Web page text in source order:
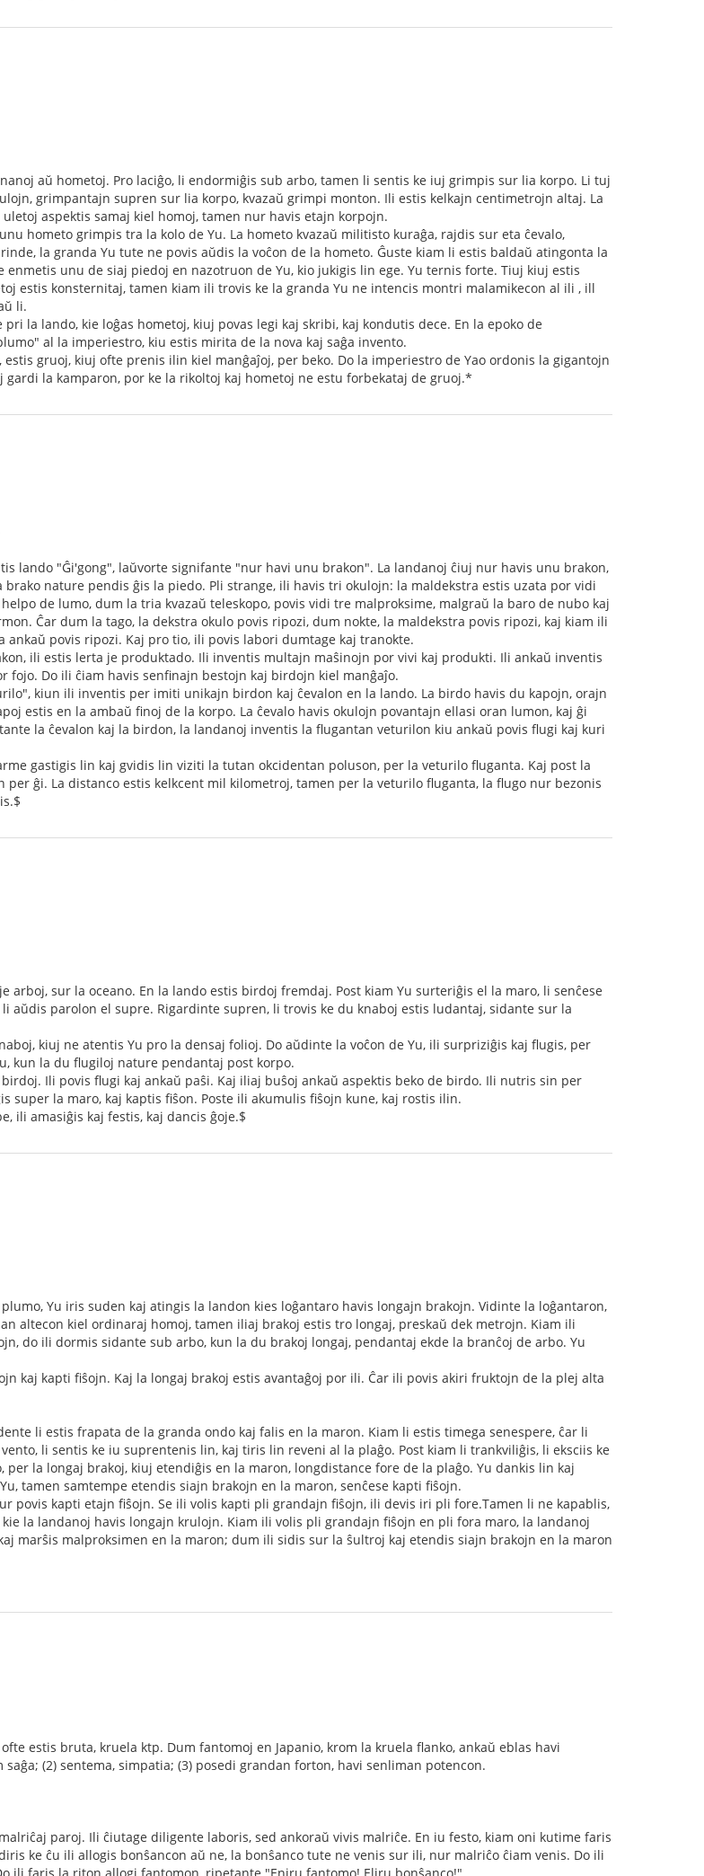
aŭ hometoj. Pro laciĝo, li endormiĝis sub arbo, tamen li sentis ke iuj grimpis sur lia korpo. Li tuj
grimpantajn supren sur lia korpo, kvazaŭ grimpi monton. Ili estis kelkajn centimetrojn altaj. La
aspektis samaj kiel homoj, tamen nur havis etajn korpojn.
hometo grimpis tra la kolo de Yu. La hometo kvazaŭ militisto kuraĝa, rajdis sur eta ĉevalo,
la granda Yu tute ne povis aŭdis la voĉon de la hometo. Ĝuste kiam li estis baldaŭ atingonta la
enmetis unu de siaj piedoj en nazotruon de Yu, kio jukigis lin ege. Yu ternis forte. Tiuj kiuj estis
estis konsternitaj, tamen kiam ili trovis ke la granda Yu ne intencis montri malamikecon al ili , ill
li.
la lando, kie loĝas hometoj, kiuj povas legi kaj skribi, kaj kondutis dece. En la epoko de
al la imperiestro, kiu estis mirita de la nova kaj saĝa invento.
gruoj, kiuj ofte prenis ilin kiel manĝaĵoj, per beko. Do la imperiestro de Yao ordonis la gigantojn
la kamparon, por ke la rikoltoj kaj hometoj ne estu forbekataj de gruoj.*
lando "Ĝi'gong", laŭvorte signifante "nur havi unu brakon". La landanoj ĉiuj nur havis unu brakon,
brako nature pendis ĝis la piedo. Pli strange, ili havis tri okulojn: la maldekstra estis uzata por vidi
de lumo, dum la tria kvazaŭ teleskopo, povis vidi tre malproksime, malgraŭ la baro de nubo kaj
Ĉar dum la tago, la dekstra okulo povis ripozi, dum nokte, la maldekstra povis ripozi, kaj kiam ili
ankaŭ povis ripozi. Kaj pro tio, ili povis labori dumtage kaj tranokte.
ili estis lerta je produktado. Ili inventis multajn maŝinojn por vivi kaj produkti. Ili ankaŭ inventis
fojo. Do ili ĉiam havis senfinajn bestojn kaj birdojn kiel manĝaĵo.
kiun ili inventis per imiti unikajn birdon kaj ĉevalon en la lando. La birdo havis du kapojn, orajn
estis en la ambaŭ finoj de la korpo. La ĉevalo havis okulojn povantajn ellasi oran lumon, kaj ĝi
la ĉevalon kaj la birdon, la landanoj inventis la flugantan veturilon kiu ankaŭ povis flugi kaj kuri
gastigis lin kaj gvidis lin viziti la tutan okcidentan poluson, per la veturilo fluganta. Kaj post la
per ĝi. La distanco estis kelkcent mil kilometroj, tamen per la veturilo fluganta, la flugo nur bezonis
arboj, sur la oceano. En la lando estis birdoj fremdaj. Post kiam Yu surteriĝis el la maro, li senĉese
aŭdis parolon el supre. Rigardinte supren, li trovis ke du knaboj estis ludantaj, sidante sur la
kiuj ne atentis Yu pro la densaj folioj. Do aŭdinte la voĉon de Yu, ili surpriziĝis kaj flugis, per
kun la du flugiloj nature pendantaj post korpo.
Ili povis flugi kaj ankaŭ paŝi. Kaj iliaj buŝoj ankaŭ aspektis beko de birdo. Ili nutris sin per
super la maro, kaj kaptis fiŝon. Poste ili akumulis fiŝojn kune, kaj rostis ilin.
ili amasiĝis kaj festis, kaj dancis ĝoje.$
Yu iris suden kaj atingis la landon kies loĝantaro havis longajn brakojn. Vidinte la loĝantaron,
altecon kiel ordinaraj homoj, tamen iliaj brakoj estis tro longaj, preskaŭ dek metrojn. Kiam ili
do ili dormis sidante sub arbo, kun la du brakoj longaj, pendantaj ekde la branĉoj de arbo. Yu
kaj kapti fiŝojn. Kaj la longaj brakoj estis avantaĝoj por ili. Ĉar ili povis akiri fruktojn de la plej alta
li estis frapata de la granda ondo kaj falis en la maron. Kiam li estis timega senespere, ĉar li
li sentis ke iu suprentenis lin, kaj tiris lin reveni al la plaĝo. Post kiam li trankviliĝis, li eksciis ke
per la longaj brakoj, kiuj etendiĝis en la maron, longdistance fore de la plaĝo. Yu dankis lin kaj
tamen samtempe etendis siajn brakojn en la maron, senĉese kapti fiŝojn.
povis kapti etajn fiŝojn. Se ili volis kapti pli grandajn fiŝojn, ili devis iri pli fore.Tamen li ne kapablis,
la landanoj havis longajn krulojn. Kiam ili volis pli grandajn fiŝojn en pli fora maro, la landanoj
marŝis malproksimen en la maron; dum ili sidis sur la ŝultroj kaj etendis siajn brakojn en la maron
estis bruta, kruela ktp. Dum fantomoj en Japanio, krom la kruela flanko, ankaŭ eblas havi
(2) sentema, simpatia; (3) posedi grandan forton, havi senliman potencon.
paroj. Ili ĉiutage diligente laboris, sed ankoraŭ vivis malriĉe. En iu festo, kiam oni kutime faris
ke ĉu ili allogis bonŝancon aŭ ne, la bonŝanco tute ne venis sur ili, nur malriĉo ĉiam venis. Do ili